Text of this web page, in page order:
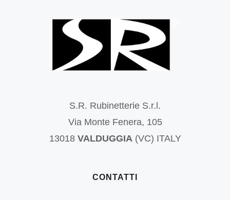
S.R. Rubinetterie S.r.l.
Via Monte Fenera, 105
13018 VALDUGGIA (VC) ITALY
CONTATTI